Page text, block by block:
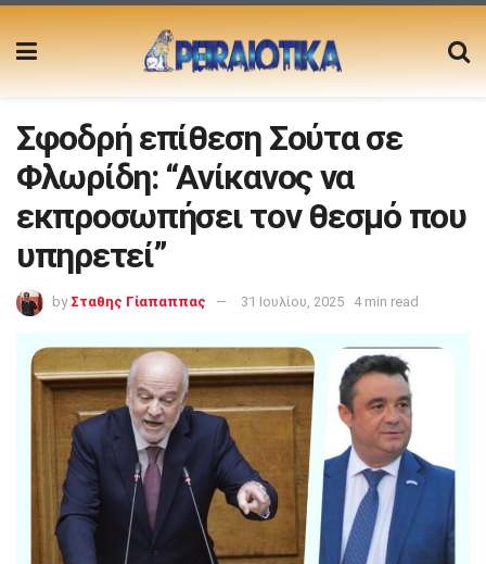
Σφοδρή επίθεση Σούτα σε
Φλωρίδη: “Ανίκανος να
εκπροσωπήσει τον θεσμό που
υπηρετεί”
by Σταθης Γίαπαππας 31 Ιουλίου, 2025 4 min read